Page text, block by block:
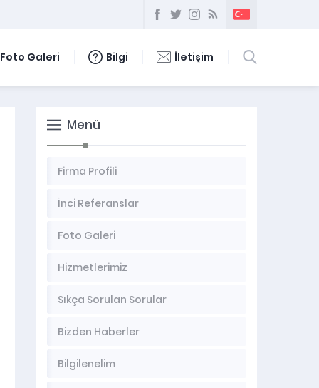
Foto Galeri Bilgi İletişim
Menü
Firma Profili
İnci Referanslar
Foto Galeri
Hizmetlerimiz
Sıkça Sorulan Sorular
Bizden Haberler
Bilgilenelim